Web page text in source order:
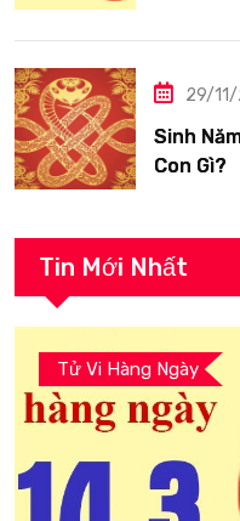
29/
Sinh
Con Gì?
Tin Mới Nhất
Tử Vi Hàng Ngày